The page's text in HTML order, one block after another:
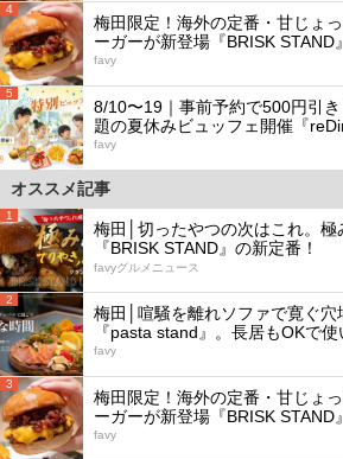
4
梅田限定！海外の定番・甘じょ
ーガーが新登場『BRISK STAND』
favy
5
8/10〜19｜事前予約で500円引
題の夏休みビュッフェ開催『
favy
オススメ記事
1
梅田│切ったやつの次はこれ。
『BRISK STAND』の新定番！
favyグルメニュース
2
梅田│喧騒を離れソファで寛ぐ穴
『pasta stand』。長居もOKで
favy
3
梅田限定！海外の定番・甘じょ
ーガーが新登場『BRISK STAND』
favy